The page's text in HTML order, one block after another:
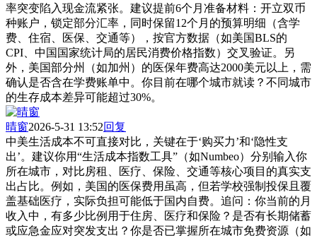
率突变陷入现金流紧张。建议提前6个月准备材料：开立双币
种账户，锁定部分汇率，同时保留12个月的预算明细（含学
费、住宿、医保、交通等），按官方数据（如美国BLS的
CPI、中国国家统计局的居民消费价格指数）交叉验证。另
外，美国部分州（如加州）的医保年费高达2000美元以上，需
确认是否含在学费账单中。你目前在哪个城市就读？不同城市
的生存成本差异可能超过30%。
晴窗2026-5-31 13:52回复
中美生活成本不可直接对比，关键在于‘购买力’和‘隐性支
出’。建议你用“生活成本指数工具”（如Numbeo）分别输入你
所在城市，对比房租、医疗、保险、交通等核心项目的真实支
出占比。例如，美国的医保费用虽高，但若学校强制投保且覆
盖基础医疗，实际负担可能低于国内自费。追问：你当前的月
收入中，有多少比例用于住房、医疗和保险？是否有长期储蓄
或应急金应对突发支出？你是否已掌握所在城市免费资源（如